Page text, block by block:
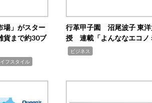
場」がスター
貨まで約30ブ
フスタイル
行革甲子園 沼尾波子 東洋
授 連載「よんななエコ
ビジネス